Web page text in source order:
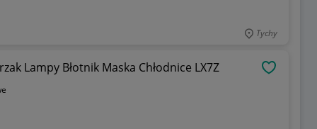
Tychy
Lampy Błotnik Maska Chłodnice LX7Z